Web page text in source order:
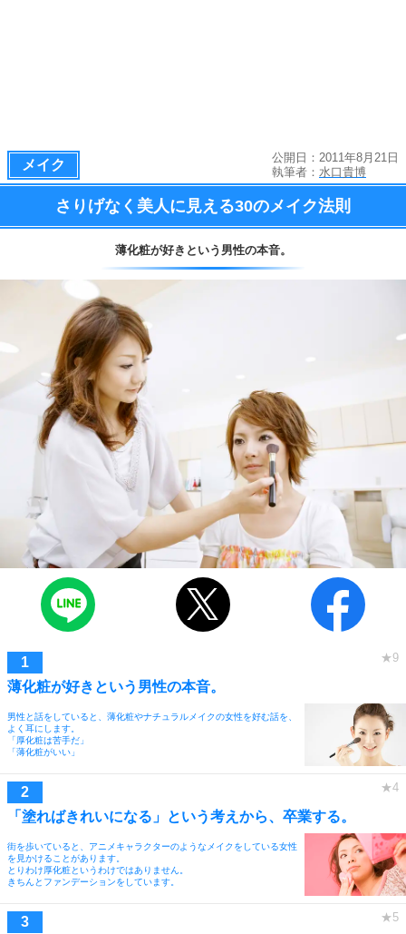
メイク
公開日：2011年8月21日
執筆者： 水口貴博
さりげなく美人に見える30のメイク法則
薄化粧が好きという男性の本音。
薄化粧が好きという男性の本音。
男性と話をしていると、薄化粧やナチュラルメイクの女性を好む話を、
よく耳にします。
「厚化粧は苦手だ」
「薄化粧がいい」
「塗ればきれいになる」という考えから、卒業する。
街を歩いていると、アニメキャラクターのようなメイクをしている女性
を見かけることがあります。
とりわけ厚化粧というわけではありません。
きちんとファンデーションをしています。